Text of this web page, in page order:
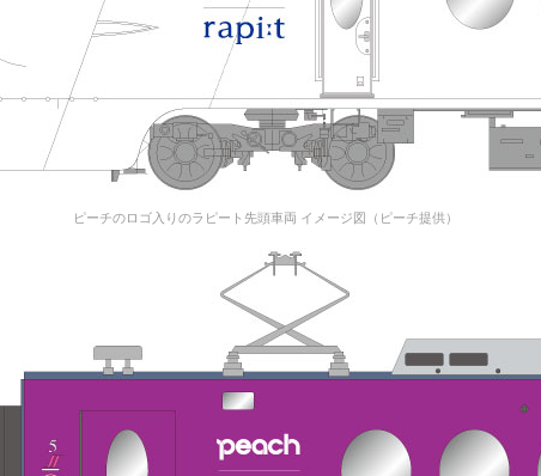
ピーチのロゴ入りのラピート先頭車両 イメージ図（ピーチ提供）